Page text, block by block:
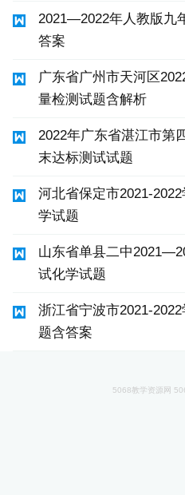
2021—2022年人教版九
答案
广东省广州市天河区
量检测试题含解析
2022年广东省湛江市第
末达标测试试题
河北省保定市2021-
学试题
山东省单县二中
试化学试题
浙江省宁波市2021-
题含答案
5068教学资源网